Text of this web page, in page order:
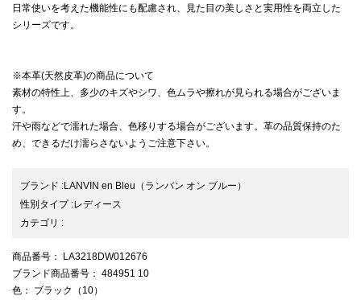
日常使いを考えた機能性にも配慮され、見た目の美しさと実用性を両立した
シリーズです。
※本革(天然皮革)の商品について
素材の特性上、多少のキズやシワ、色ムラや擦れが見られる場合がございま
す。
汗や雨などで濡れた場合、色移りする場合がございます。革の品質保持のた
め、できるだけ濡らさないようご注意下さい。
ブランド :LANVIN en Bleu （ランバン オン ブルー）
性別タイプ:レディース
カテゴリ :
商品番号 ： LA3218DW012676
ブランド商品番号 ： 484951 10
色 ： ブラック（10）